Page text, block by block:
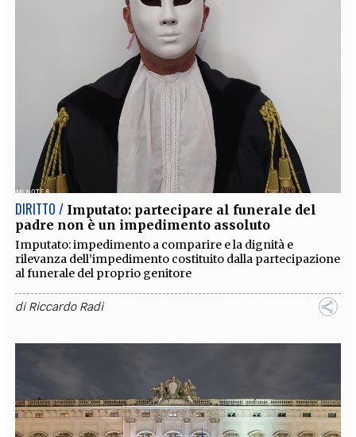
DIRITTO / Imputato: partecipare al funerale del
padre non è un impedimento assoluto
Imputato: impedimento a comparire e la dignità e
rilevanza dell’impedimento costituito dalla partecipazione
al funerale del proprio genitore
diRiccardo Radi